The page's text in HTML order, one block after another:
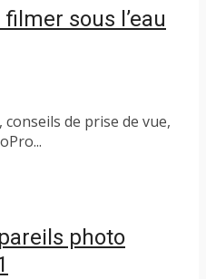
sous l’eau
de prise de vue,
photo